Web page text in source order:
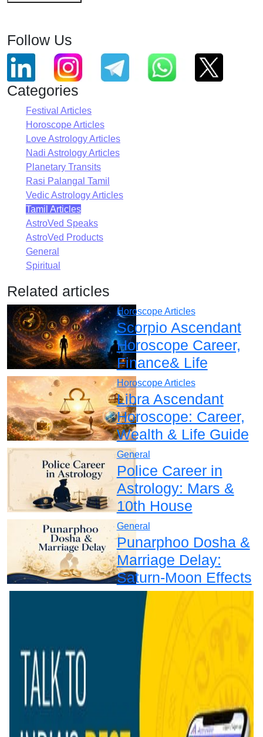
Follow Us
Categories
Festival Articles
Horoscope Articles
Love Astrology Articles
Nadi Astrology Articles
Planetary Transits
Rasi Palangal Tamil
Vedic Astrology Articles
Tamil Articles
AstroVed Speaks
AstroVed Products
General
Spiritual
Related articles
Horoscope Articles
Scorpio Ascendant
Horoscope Career,
Finance& Life
Horoscope Articles
Libra Ascendant
Horoscope: Career,
Wealth & Life Guide
General
Police Career in
Astrology: Mars &
10th House
General
Punarphoo Dosha &
Marriage Delay:
Saturn-Moon Effects